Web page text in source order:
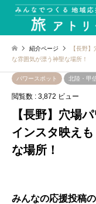
紹介ページ
【長野
な雰囲気が漂う神聖な場所！
パワースポット 北陸・甲
閲覧数 : 3,872 ビュー
【長野】穴場
インスタ映え
な場所！
みんなの応援投稿